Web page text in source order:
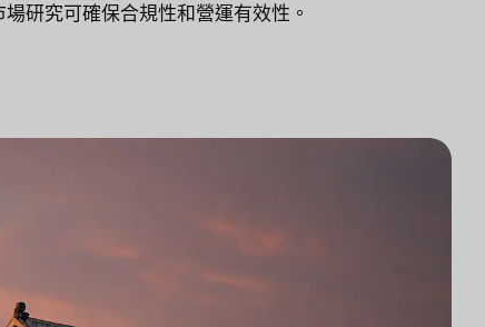
研究可確保合規性和營運有效性。